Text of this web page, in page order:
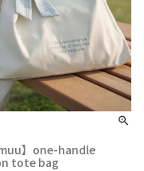
】one-handle
tote bag